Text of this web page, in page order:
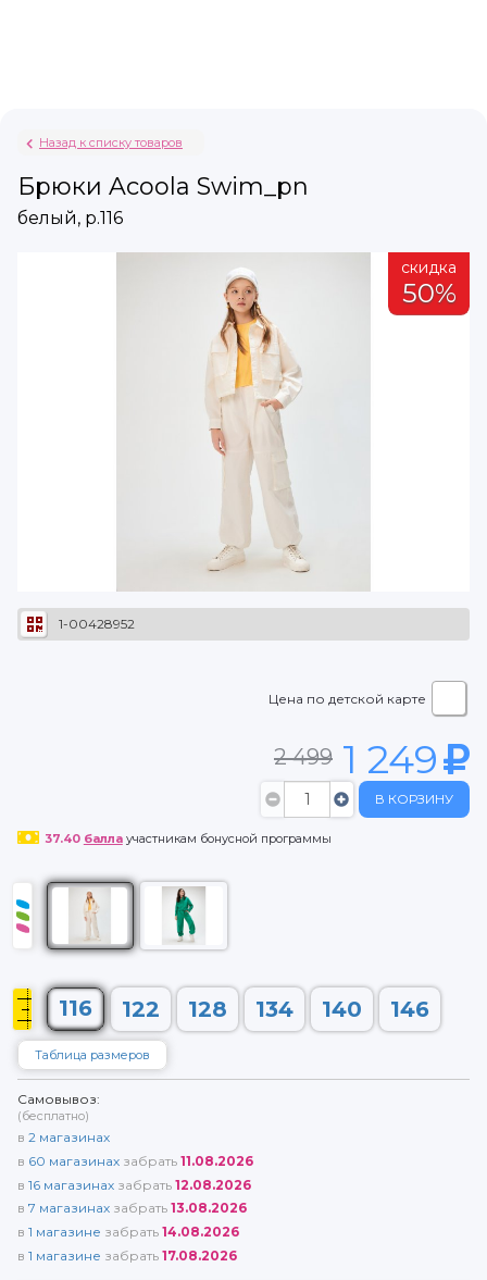
Назад к списку товаров
Брюки Acoola Swim_pn
белый, р.116
скидка
50%
1-00428952
Цена по детской карте
2 499 1 249
В КОРЗИНУ
37.40 баллаучастникам бонусной программы
116 122 128 134 140 146
Таблица размеров
Самовывоз:
(бесплатно)
в 2 магазинах
в 60 магазинах забрать 11.08.2026
в 16 магазинах забрать 12.08.2026
в 7 магазинах забрать 13.08.2026
в 1 магазине забрать 14.08.2026
в 1 магазине забрать 17.08.2026